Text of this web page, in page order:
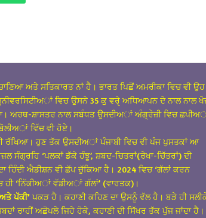
ਅਤੇ ਸਤਿਕਾਰਤ ਨਾਂ ਹੈ। ਭਾਰਤ ਪਿਛੋਂ ਅਮਰੀਕਾ ਵਿਚ ਵੀ ਉਹ
ਵਿਚ ਉਸਨੇ 35 ਕੁ ਵਰੵੇ ਅਧਿਆਪਨ ਦੇ ਨਾਲ ਨਾਲ
ਅਰਥ-ਸ਼ਾਸਤਰ ਨਾਲ ਸਬੰਧਤ ਉਸਦੀਅਾਂ ਅੰਗ੍ਰੇਜ਼ੀ ਵਿਚ
ਵਿੱਚ ਵੀ ਹੋਏ।
ਰੱਖਿਆ। ਹੁਣ ਤੱਕ ਉਸਦੀਅਾਂ ਪੰਜਾਬੀ ਵਿਚ ਵੀ ਪੰਜ ਪੁਸਤਕਾਂ ਆ
ਸੰਗ੍ਰਹਿ ‘ਪਲਕਾਂ ਡੱਕੇ ਹੰਝੂ’, ਸ਼ਬਦ-ਚਿਤਰਾਂ(ਰੇਖਾ-ਚਿੱਤਰਾਂ) ਦੀ
ਹਿੰਦੀ ਐਡੀਸ਼ਨ ਵੀ ਛੱਪ ਚੁੱਕਿਆ ਹੈ। 2024 ਵਿਚ ‘ਗੱਲਾਂ ਕਰਨ
‘ਨਿੱਕੀਅਾਂ ਵੱਡੀਅਾਂ ਗੱਲਾਂ’ (ਵਾਰਤਕ)।
ਪੱਕੀ’ ਪਕੜ ਹੈ। ਕਹਾਣੀ ਕਹਿਣ ਦਾ ਉਸਨੂੰ ਵੱਲ ਹੈ। ਬੜੇ ਹੀ
ਰਾਹੀਂ ਅਛੋਪਲੇ ਜਿਹੇ ਹੋਕੇ, ਕਹਾਣੀ ਦੀ ਸਿੱਖਰ ਤੱਕ ਪੁੱਜ ਜਾਂਦਾ ਹੈ।